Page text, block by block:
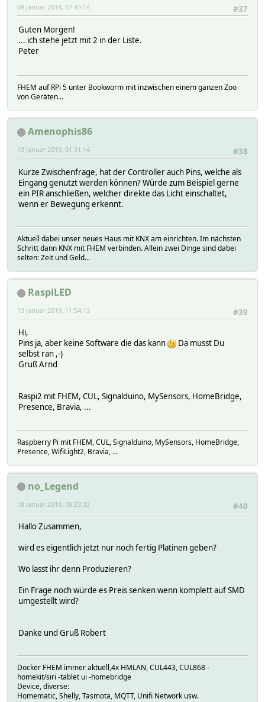
#37
08 Januar 2019, 07:43:14
Guten Morgen!
... ich stehe jetzt mit 2 in der Liste.
Peter
FHEM auf RPi 5 unter Bookworm mit inzwischen einem ganzen Zoo
von Geräten...
Amenophis86
#38
13 Januar 2019, 01:31:14
Kurze Zwischenfrage, hat der Controller auch Pins, welche als
Eingang genutzt werden können? Würde zum Beispiel gerne
ein PIR anschließen, welcher direkte das Licht einschaltet,
wenn er Bewegung erkennt.
Aktuell dabei unser neues Haus mit KNX am einrichten. Im nächsten
Schritt dann KNX mit FHEM verbinden. Allein zwei Dinge sind dabei
selten: Zeit und Geld...
RaspiLED
#39
13 Januar 2019, 11:54:13
Hi,
Pins ja, aber keine Software die das kann
Da musst Du
selbst ran ,-)
Gruß Arnd
Raspi2 mit FHEM, CUL, Signalduino, MySensors, HomeBridge,
Presence, Bravia, ...
Raspberry Pi mit FHEM, CUL, Signalduino, MySensors, HomeBridge,
Presence, WifiLight2, Bravia, ...
no_Legend
#40
18 Januar 2019, 08:23:32
Hallo Zusammen,
wird es eigentlich jetzt nur noch fertig Platinen geben?
Wo lasst ihr denn Produzieren?
Ein Frage noch würde es Preis senken wenn komplett auf SMD
umgestellt wird?
Danke und Gruß Robert
Docker FHEM immer aktuell,4x HMLAN, CUL443, CUL868 -
homekit/siri -tablet ui -homebridge
Device, diverse:
Homematic, Shelly, Tasmota, MQTT, Unifi Network usw.